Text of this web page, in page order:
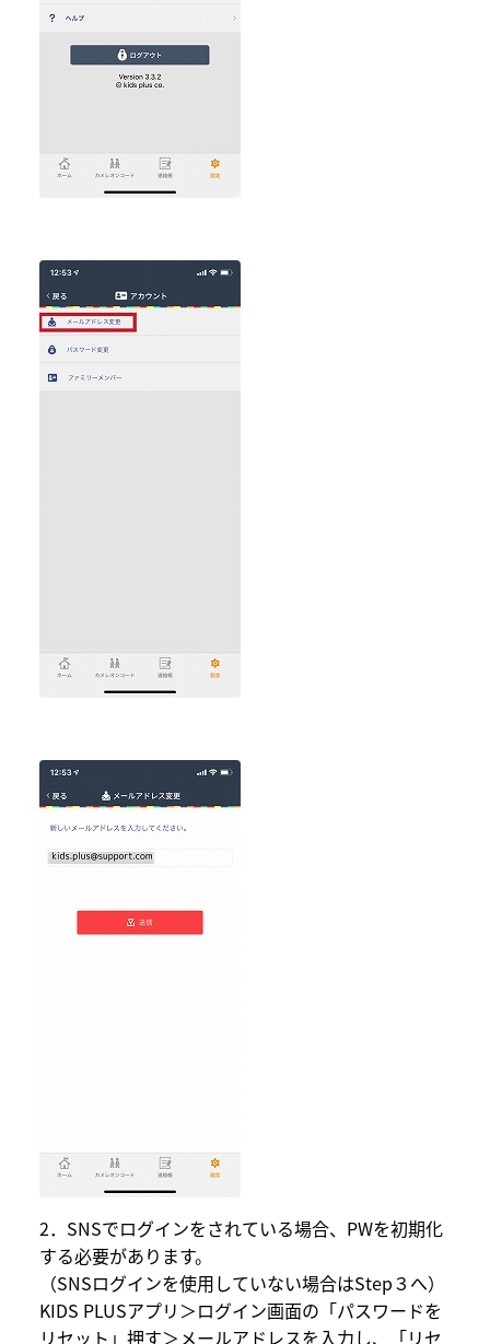
2．SNSでログインをされている場合、PWを初期化
する必要があります。
（SNSログインを使用していない場合はStep３へ）
KIDS PLUSアプリ＞ログイン画面の「パスワードを
リセット」押す＞メールアドレスを入力し、「リセ